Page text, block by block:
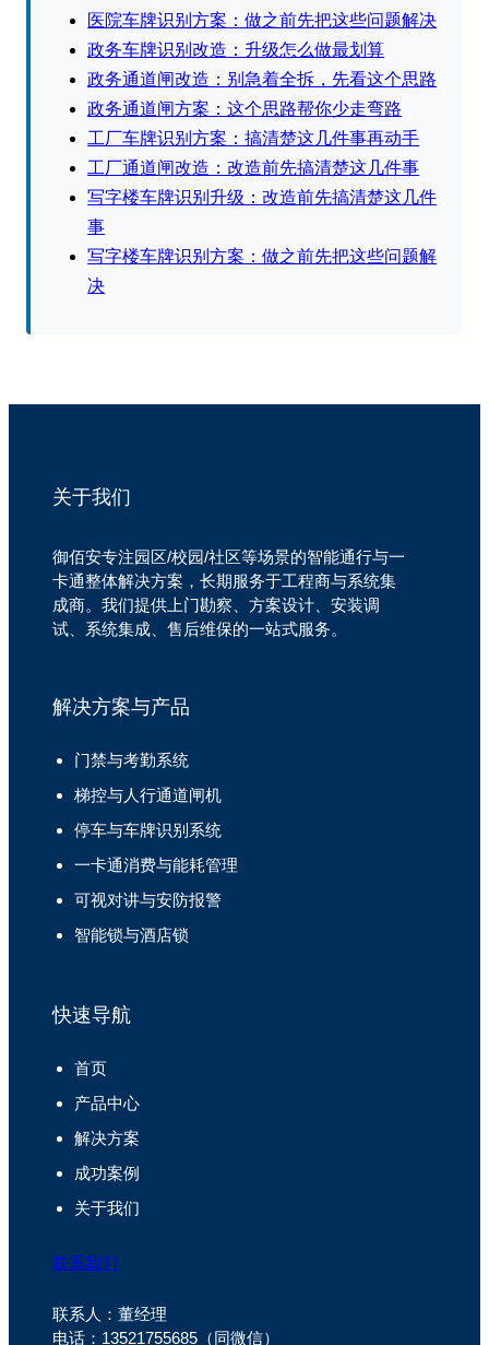
医院车牌识别方案：做之前先把这些问题解决
政务车牌识别改造：升级怎么做最划算
政务通道闸改造：别急着全拆，先看这个思路
政务通道闸方案：这个思路帮你少走弯路
工厂车牌识别方案：搞清楚这几件事再动手
工厂通道闸改造：改造前先搞清楚这几件事
写字楼车牌识别升级：改造前先搞清楚这几件
事
写字楼车牌识别方案：做之前先把这些问题解
决
关于我们
御佰安专注园区/校园/社区等场景的智能通行与一
卡通整体解决方案，长期服务于工程商与系统集
成商。我们提供上门勘察、方案设计、安装调
试、系统集成、售后维保的一站式服务。
解决方案与产品
门禁与考勤系统
梯控与人行通道闸机
停车与车牌识别系统
一卡通消费与能耗管理
可视对讲与安防报警
智能锁与酒店锁
快速导航
首页
产品中心
解决方案
成功案例
关于我们
联系我们
联系人：董经理
电话：13521755685（同微信）